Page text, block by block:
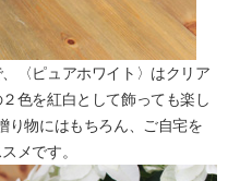
〈ピュアホワイト〉はクリア
色を紅白として飾っても楽し
り物にはもちろん、ご自宅を
メです。